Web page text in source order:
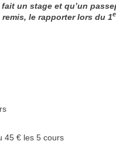
fait un stage et qu’un
le rapporter lors du 1
45 € les 5 cours